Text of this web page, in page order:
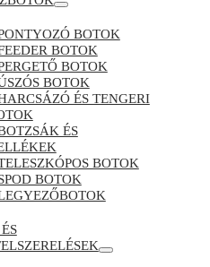
BOTOK
BOTOK
BOTOK
BOTOK
ÉS TENGERI
ÉS
BOTOK
BOTOK